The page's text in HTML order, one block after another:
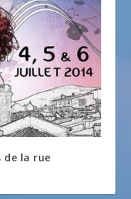
de la rue